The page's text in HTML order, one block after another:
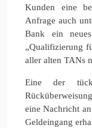
Kunden eine
Anfrage auch
Bank ein
„Qualifizierung
aller alten TANs
Eine der
eine Nachricht
Geldeingang